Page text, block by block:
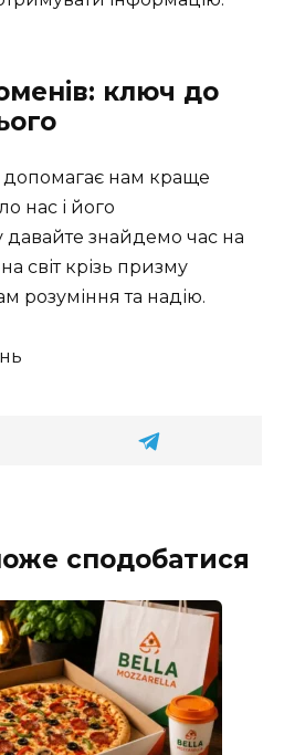
ключ до
нам краще
нас і його
давайте знайдемо час на
світ крізь призму
розуміння та надію.
сподобатися